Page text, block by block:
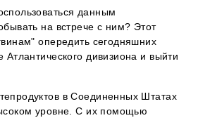
данным
на встрече с ним? Этот
опередить сегодняшних
Атлантического дивизиона и выйти
в Соединенных Штатах
уровне. С их помощью